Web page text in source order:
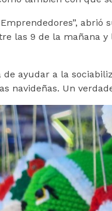
las 9 de la mañana
ayudar a la
navideñas. Un